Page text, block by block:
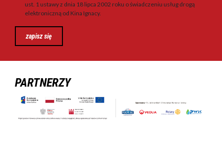
ust. 1 ustawy z dnia 18 lipca 2002 roku o świadczeniu usług drogą
elektroniczną od Kina Ignacy.
zapisz się
PARTNERZY